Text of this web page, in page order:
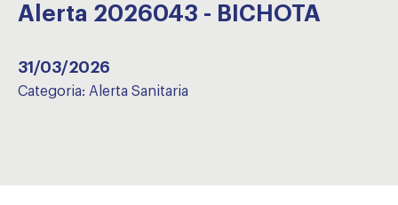
Alerta 2026043 - BICHOTA
31/03/2026
Categoria: Alerta Sanitaria